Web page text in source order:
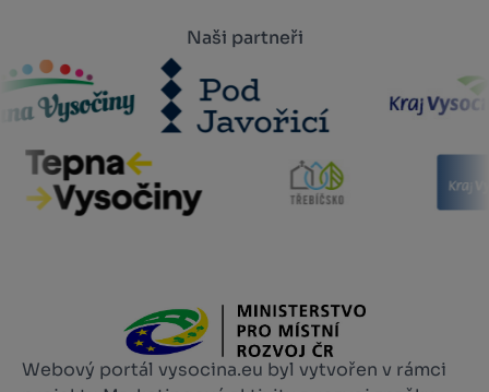
Naši partneři
Webový portál vysocina.eu byl vytvořen v rámci